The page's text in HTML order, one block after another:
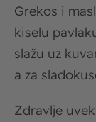
Grekos i
kiselu
slažu uz
a za
Zdravlje